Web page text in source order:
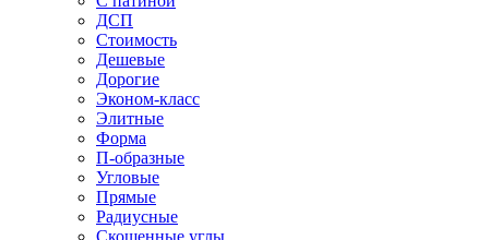
ДСП
Стоимость
Дешевые
Дорогие
Эконом-класс
Элитные
Форма
П-образные
Угловые
Прямые
Радиусные
Скошенные углы